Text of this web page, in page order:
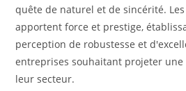
quête de naturel et de sincérité.
apportent force et prestige,
perception de robustesse et
entreprises souhaitant projeter
leur secteur.